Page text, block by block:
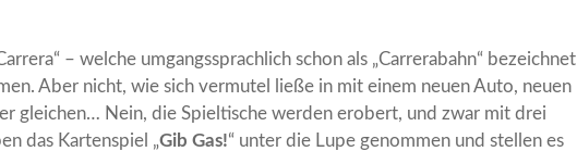
– welche umgangssprachlich schon als „Carrerabahn“ bezeichnet
Aber nicht, wie sich vermutel ließe in mit einem neuen Auto, neuen
gleichen… Nein, die Spieltische werden erobert, und zwar mit drei
das Kartenspiel „Gib Gas!“ unter die Lupe genommen und stellen es